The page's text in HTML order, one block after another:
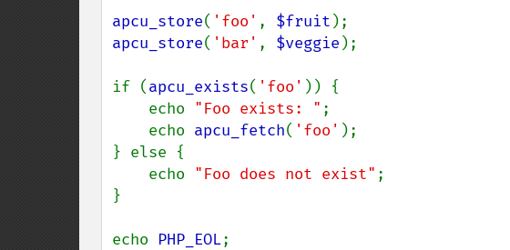
apcu_store( 'foo' , $fruit
apcu_store( 'bar' , $veggie );
if (apcu_exists( 'foo' )) {
    echo
"Foo exists: " ;
    echo
apcu_fetch( 'foo' );
} else {
    echo
"Foo does not exist" ;
}
echo PHP_EOL;